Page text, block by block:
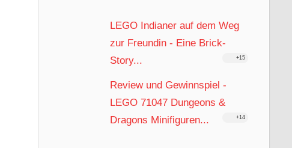
LEGO Indianer auf dem Weg
zur Freundin - Eine Brick-
Story...
+15
Review und Gewinnspiel -
LEGO 71047 Dungeons &
Dragons Minifiguren...
+14